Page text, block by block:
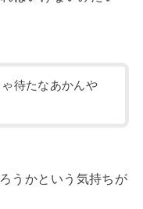
待たなあかんや
うかという気持ちが